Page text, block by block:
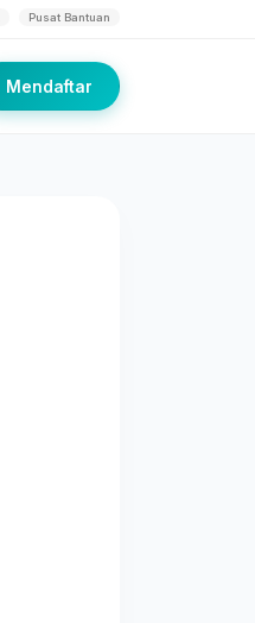
Pusat Bantuan
Mendaftar